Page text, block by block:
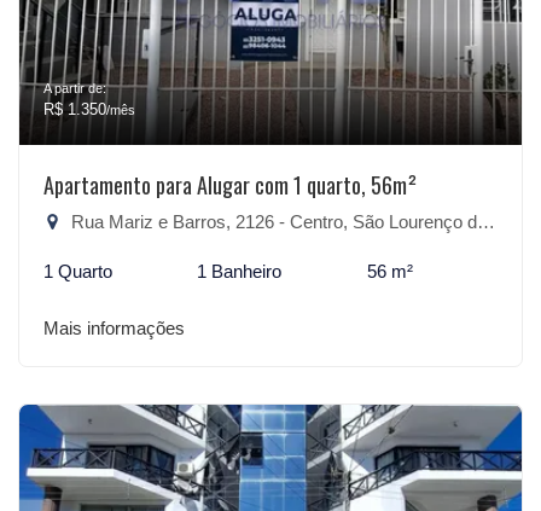
A partir de:
R$ 1.350/mês
Apartamento para Alugar com 1 quarto, 56m²
Rua Mariz e Barros, 2126 - Centro, São Lourenço do Sul-RS
1 Quarto 1 Banheiro 56 m²
Mais informações